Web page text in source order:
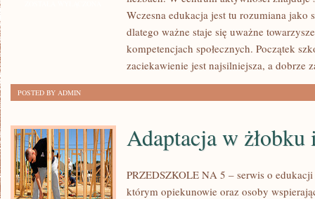
METODYKA
Wczesna edukacja jest tu rozumiana jako
dlatego ważne staje się uważne
kompetencjach społecznych. Początek
zaciekawienie jest najsilniejsza, a dobrze
POSTED BY ADMIN
Adaptacja w
PRZEDSZKOLE NA 5 – serwis o
którym opiekunowie oraz osoby